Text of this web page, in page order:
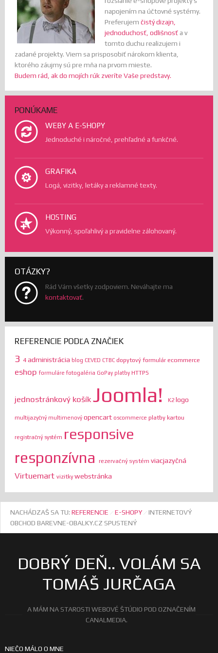
napojením na účtovné systémy.
Preferujem čistý dizajn,
jednoduchosť, odlišnosť a v
tomto duchu realizujem i
zadané projekty. Viem sa prisposobiť nárokom klienta,
ktorého záujmy sú pre mňa na prvom mieste.
Budem rád, ak do mojích rúk zveríte Vaše predstavy.
PONÚKAME
WEBY A E-SHOPY
Jednoduché i náročné, prehľadné a funkčné.
GRAFIKA
Logá, vizitky, letáky a reklamné texty.
HOSTING
Výkonný, spoľahlivý a pravidelne zálohovaný.
OTÁZKY?
Rád Vám všetky zodpoviem. Neváhajte ma
kontaktovať.
REFERENCIE PODĽA ZNAČIEK
3 4 administrácia blog CEVED CTBC dopytový formulár ecommerce
eshopformulárefotogaléria GoPay platby HTTPS
jednostránkový košík Joomla! K2 logo
multijazyčný multimenový opencart oscommerce platby kartou
registračný systém responsive
responzívna rezervačný systém viacjazyčná
Virtuemart vizitkywebstránka
NACHÁDZAŠ SA TU: REFERENCIE E-SHOPY
INTERNETOVÝ
OBCHOD BAREVNE-OBALKY.CZ SPUSTENÝ
DOBRÝ DEŇ.. VOLÁM SA
TOMÁŠ JURČAGA
A MÁM NA STAROSTI WEBOVÉ ŠTÚDIO POD OZNAČENÍM
CANALMEDIA.
NIEČO MÁLO O MNE